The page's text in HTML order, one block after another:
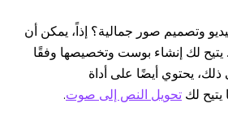
وتصميم صور جمالية؟ إذاً، يمكن أن
تساعدك Designs.ai. يتيح لك إنشاء بوست وتخصيصها وفقًا
ذلك، يحتوي أيضًا على أداة
تحويل النص إلى صوت.